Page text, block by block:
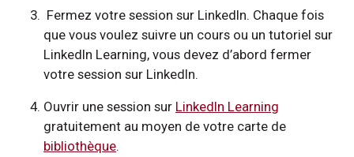
Fermez votre session sur LinkedIn. Chaque fois
que vous voulez suivre un cours ou un tutoriel sur
LinkedIn Learning, vous devez d’abord fermer
votre session sur LinkedIn.
Ouvrir une session sur LinkedIn Learning
gratuitement au moyen de votre carte de
bibliothèque.